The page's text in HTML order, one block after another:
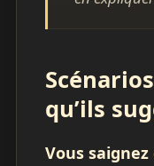
qu’ils
Vous